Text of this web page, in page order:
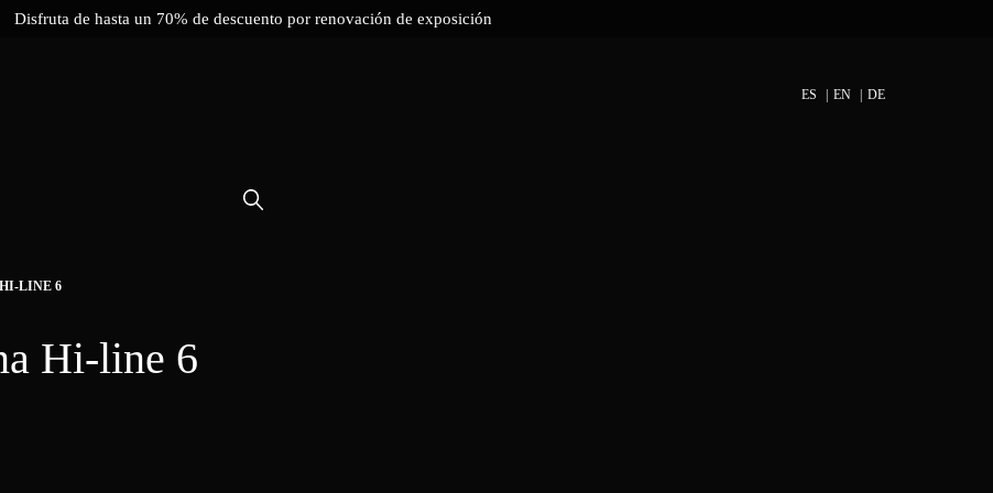
Disfruta de hasta un 70% de descuento por renovación de exposición
ES EN DE
LINE 6
Hi-line 6